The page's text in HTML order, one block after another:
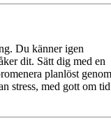
Du känner igen
dit. Sätt dig med en
planlöst genom
stress, med gott om tid